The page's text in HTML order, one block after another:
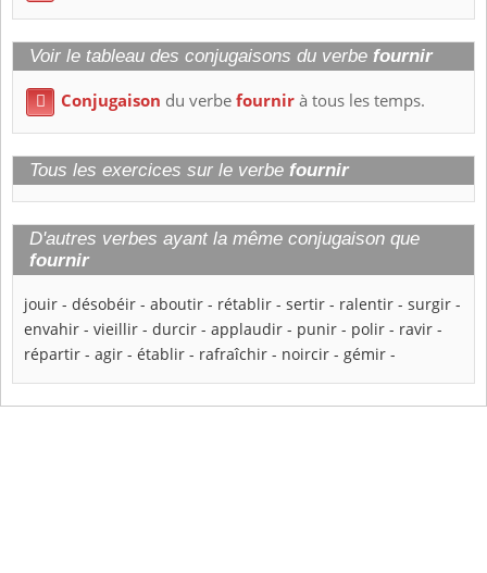
Voir le tableau des conjugaisons du verbe fournir
 Conjugaison du verbefournirà tous les temps.
Tous les exercices sur le verbe fournir
D'autres verbes ayant la même conjugaison que
fournir
jouir - désobéir - aboutir - rétablir - sertir - ralentir - surgir -
envahir - vieillir - durcir - applaudir - punir - polir - ravir -
répartir - agir - établir - rafraîchir - noircir - gémir -